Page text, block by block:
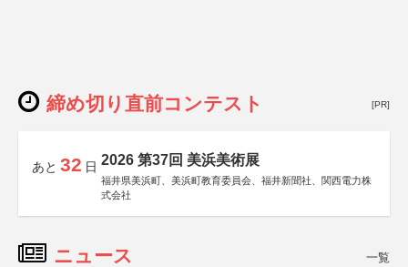
締め切り直前コンテスト [PR]
あと 32 日 2026 第37回 美浜美術展
福井県美浜町、美浜町教育委員会、福井新聞社、関西電力株
式会社
ニュース 一覧